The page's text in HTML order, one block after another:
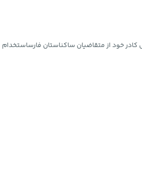
۳، کاراندیش)جهت تکمیل کادر خود از متقاضیان ساکناستان فارساستخدام